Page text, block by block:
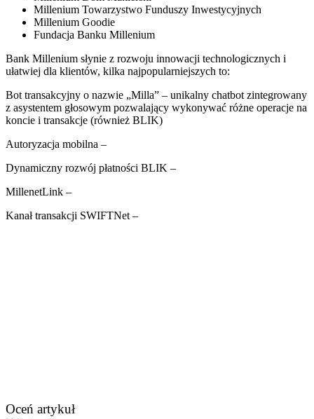
Millenium Towarzystwo Funduszy Inwestycyjnych
Millenium Goodie
Fundacja Banku Millenium
Bank Millenium słynie z rozwoju innowacji technologicznych i
ułatwiej dla klientów, kilka najpopularniejszych to:
Bot transakcyjny o nazwie „Milla” – unikalny chatbot zintegrowany
z asystentem głosowym pozwalający wykonywać różne operacje na
koncie i transakcje (również BLIK)
Autoryzacja mobilna –
Dynamiczny rozwój płatności BLIK –
MillenetLink –
Kanał transakcji SWIFTNet –
Oceń artykuł